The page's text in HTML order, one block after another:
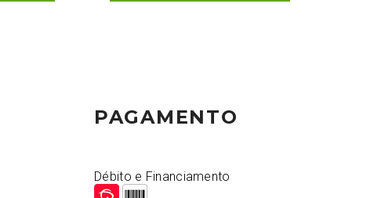
PAGAMENTO
Débito e Financiamento